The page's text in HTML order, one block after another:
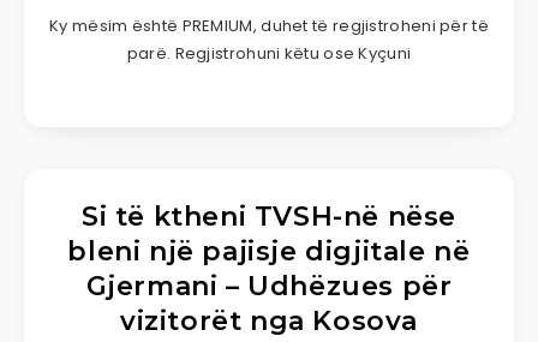
Ky mësim është PREMIUM, duhet të regjistroheni për të
parë. Regjistrohuni këtu ose Kyçuni
Si të ktheni TVSH-në nëse
bleni një pajisje digjitale në
Gjermani – Udhëzues për
vizitorët nga Kosova